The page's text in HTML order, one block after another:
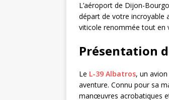
L’aéroport de Dijon-
départ de votre incroyable
viticole renommée tout en
Présentation
Le L-39 Albatros, un
aventure. Connu pour sa
manœuvres acrobatiques